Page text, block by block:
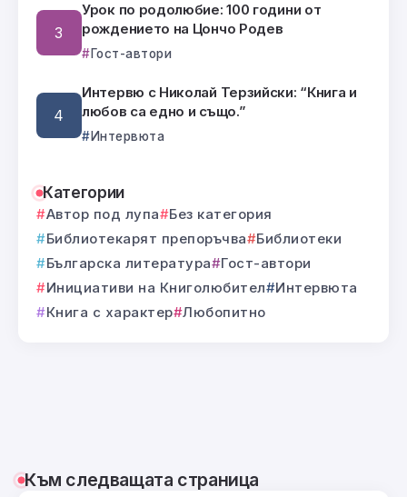
Урок по родолюбие: 100 години от
рождението на Цончо Родев
Гост-автори
Интервю с Николай Терзийски: “Книга и
любов са едно и също.”
Интервюта
Категории
Автор под лупа
Без категория
Библиотекарят препоръчва
Библиотеки
Българска литература
Гост-автори
Инициативи на Книголюбител
Интервюта
Книга с характер Любопитно
Към следващата страница